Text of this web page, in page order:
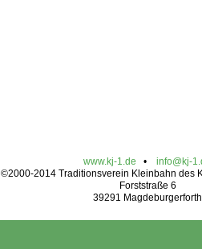
www.kj-1.de • info@kj-
©2000-2014 Traditionsverein Kleinbahn des
Forststraße 6
39291 Magdeburgerforth